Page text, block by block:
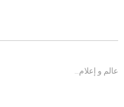
عالم و إعلام…